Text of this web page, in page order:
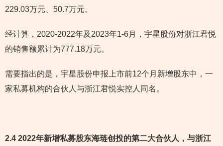
229.03万元、50.7万元。
经计算，2020-2022年及2023年1-6月，宇星股份对浙江君悦
的销售额累计为777.18万元。
需要指出的是，宇星股份申报上市前12个月新增股东中，一
家私募机构的合伙人与浙江君悦实控人同名。
2.4 2022年新增私募股东海琏创投的第二大合伙人，与浙江